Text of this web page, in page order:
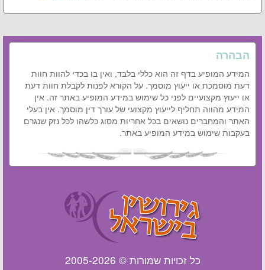
הבהרה
המידע המופיע בדף זה הוא כללי בלבד, ואין בו בכדי להוות חוות
דעת מוסמכת או ייעוץ מוסמך. על הקורא לפנות לקבלת חוות דעת
או ייעוץ מקצועיים לפני כל שימוש במידע המופיע באתר זה. אין
המידע מהווה תחליף לייעוץ מקצועי של עורך דין מוסמך. אין בעלי
האתר והמחברים נושאים בכל אחריות מסוג כלשהו לכל נזק שנגרם
בעקבות שימוש במידע המופיע באתר.
כל זכויות שמורות © 2005-2026